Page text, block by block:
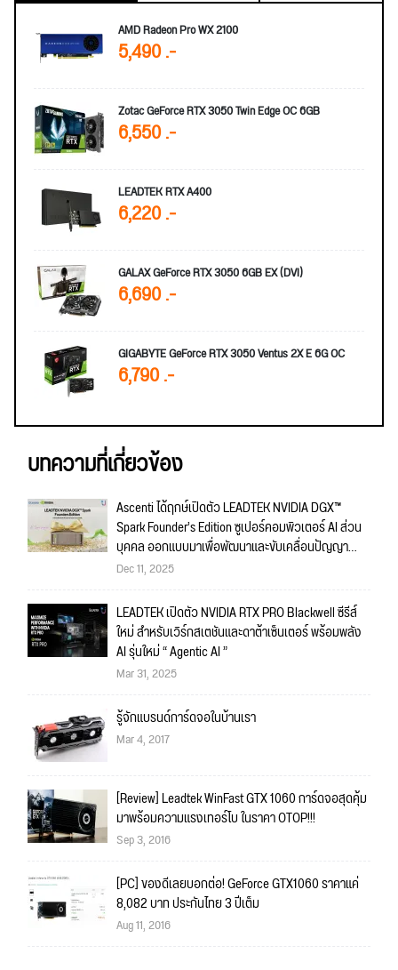
AMD Radeon Pro WX 2100
5,490 .-
Zotac GeForce RTX 3050 Twin Edge OC 6GB
6,550 .-
LEADTEK RTX A400
6,220 .-
GALAX GeForce RTX 3050 6GB EX (DVI)
6,690 .-
GIGABYTE GeForce RTX 3050 Ventus 2X E 6G OC
6,790 .-
บทความที่เกี่ยวข้อง
Ascenti ได้ฤกษ์เปิดตัว LEADTEK NVIDIA DGX™
Spark Founder’s Edition ซูเปอร์คอมพิวเตอร์ AI ส่วน
บุคคล ออกแบบมาเพื่อพัฒนาและขับเคลื่อนปัญญา
ประดิษฐ์ครบวงจร
Dec 11, 2025
LEADTEK เปิดตัว NVIDIA RTX PRO Blackwell ซีรีส์
ใหม่ สำหรับเวิร์กสเตชันและดาต้าเซ็นเตอร์ พร้อมพลัง
AI รุ่นใหม่ “ Agentic AI ”
Mar 31, 2025
รู้จักแบรนด์การ์ดจอในบ้านเรา
Mar 4, 2017
[Review] Leadtek WinFast GTX 1060 การ์ดจอสุดคุ้ม
มาพร้อมความแรงเทอร์โบ ในราคา OTOP!!!
Sep 3, 2016
[PC] ของดีเลยบอกต่อ! GeForce GTX1060 ราคาแค่
8,082 บาท ประกันไทย 3 ปีเต็ม
Aug 11, 2016